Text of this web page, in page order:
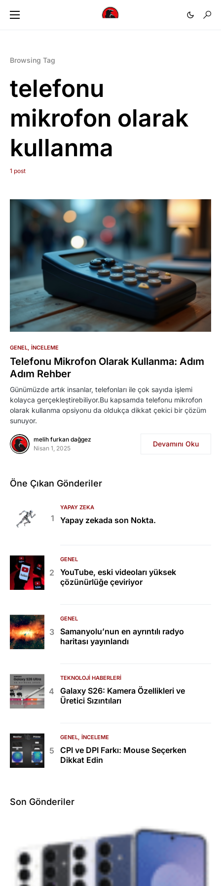
Browsing Tag
telefonu
mikrofon olarak
kullanma
1 post
GENEL İNCELEME
Telefonu Mikrofon Olarak Kullanma: Adım
Adım Rehber
Günümüzde artık insanlar, telefonları ile çok sayıda işlemi
kolayca gerçekleştirebiliyor.Bu kapsamda telefonu mikrofon
olarak kullanma opsiyonu da oldukça dikkat çekici bir çözüm
sunuyor.
melih furkan dağgez
Nisan 1, 2025
Devamını Oku
Öne Çıkan Gönderiler
YAPAY ZEKA
Yapay zekada son Nokta.
GENEL
YouTube, eski videoları yüksek
çözünürlüğe çeviriyor
GENEL
Samanyolu’nun en ayrıntılı radyo
haritası yayınlandı
TEKNOLOJI HABERLERI
Galaxy S26: Kamera Özellikleri ve
Üretici Sızıntıları
GENEL İNCELEME
CPI ve DPI Farkı: Mouse Seçerken
Dikkat Edin
Son Gönderiler